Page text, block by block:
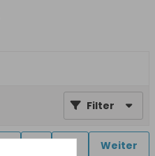
Filter
Weiter